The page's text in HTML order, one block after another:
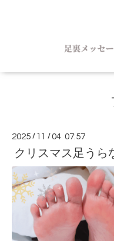
2025 / 11 /04 07:57
クリスマス足うら